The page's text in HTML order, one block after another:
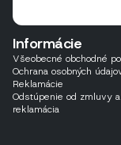
Informácie
Všeobecné obchodné
Ochrana osobných
Reklamácie
Odstúpenie od zmluvy a
reklamácia